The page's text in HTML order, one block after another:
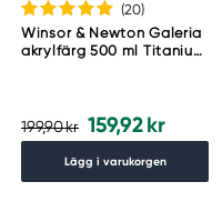
(20)
Winsor & Newton Galeria
akrylfärg 500 ml Titanium
199,90 kr 159,92 kr
Lägg i varukorgen